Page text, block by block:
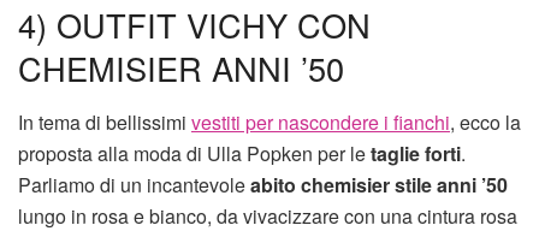
4) OUTFIT VICHY CON
CHEMISIER ANNI ’50
In tema di bellissimi vestiti per nascondere i fianchi, ecco la
proposta alla moda di Ulla Popken per letaglie forti.
Parliamo di un incantevoleabito chemisier stile anni ’50
lungo in rosa e bianco, da vivacizzare con una cintura rosa